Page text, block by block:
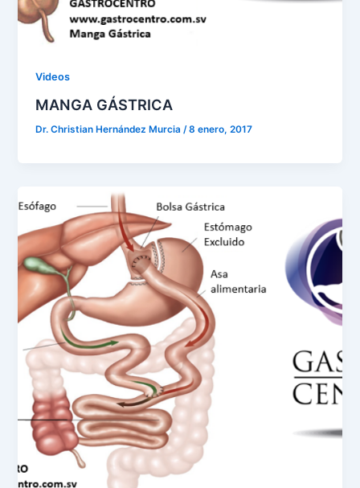
Videos
MANGA GÁSTRICA
Dr. Christian Hernández Murcia /8 enero, 2017